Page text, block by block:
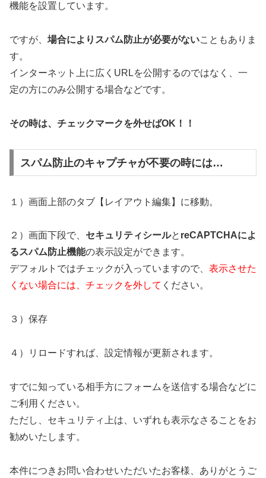
機能を設置しています。
ですが、 場合によりスパム防止が必要がないこともありま
す。
インターネット上に広くURLを公開するのではなく、一
定の方にのみ公開する場合などです。
その時は、チェックマークを外せばOK！！
スパム防止のキャプチャが不要の時には…
１）画面上部のタブ【レイアウト編集】に移動。
２）画面下段で、 セキュリティシールと reCAPTCHAによ
るスパム防止機能の表示設定ができます。
デフォルトではチェックが入っていますので、 表示させた
くない場合には、チェックを外して ください。
３）保存
４）リロードすれば、設定情報が更新されます。
すでに知っている相手方にフォームを送信する場合などに
ご利用ください。
ただし、セキュリティ上は、いずれも表示なさることをお
勧めいたします。
本件につきお問い合わせいただいたお客様、ありがとうご